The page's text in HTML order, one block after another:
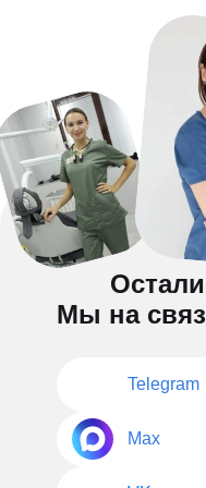
Мы на
Telegram
Max